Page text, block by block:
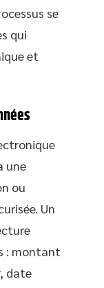
se
qui
et
une
ou
Un
: montant
date